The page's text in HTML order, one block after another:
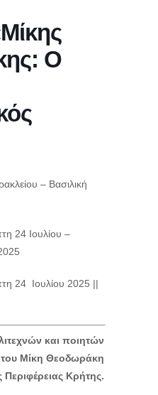
Ο
– Βασιλική
24 Ιουλίου –
24 Ιουλίου 2025 ||
και ποιητών
Μίκη Θεοδωράκη
Περιφέρειας Κρήτης.